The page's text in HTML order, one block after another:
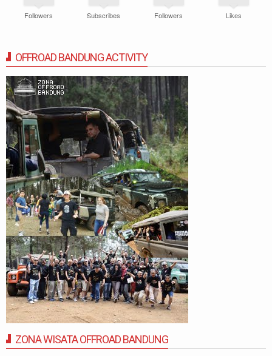
Followers Subscribes Followers Likes
OFFROAD BANDUNG ACTIVITY
ZONA WISATA OFFROAD BANDUNG